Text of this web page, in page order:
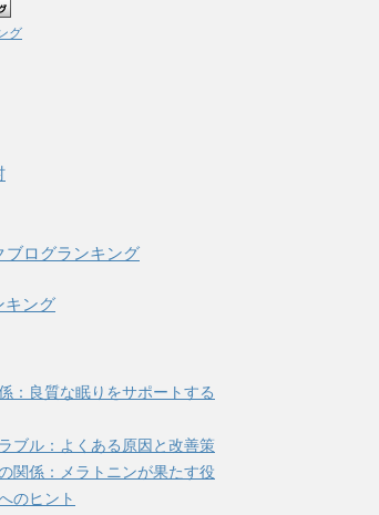
グ
キング
：良質な眠りをサポートする
ブル：よくある原因と改善策
関係：メラトニンが果たす役
のヒント